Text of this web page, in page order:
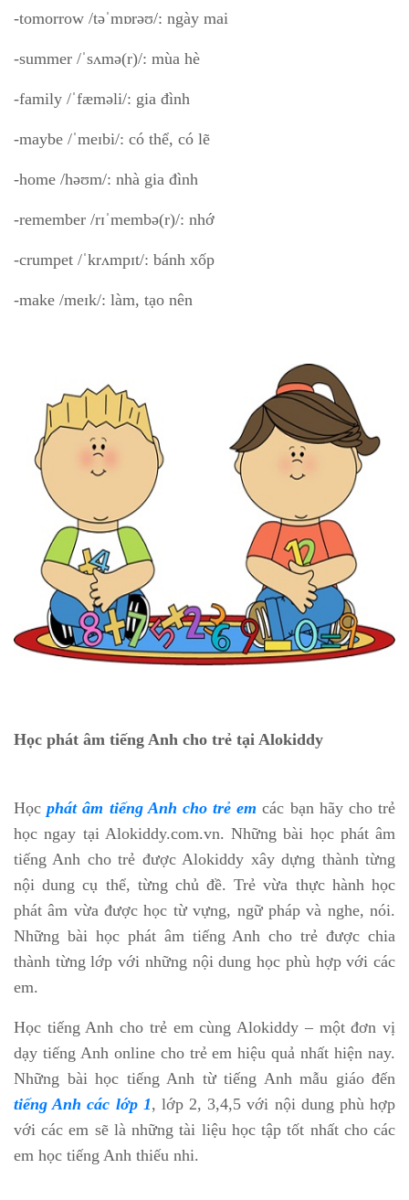
-tomorrow /təˈmɒrəʊ/: ngày mai
-summer /ˈsʌmə(r)/: mùa hè
-family /ˈfæməli/: gia đình
-maybe /ˈmeɪbi/: có thể, có lẽ
-home /həʊm/: nhà gia đình
-remember /rɪˈmembə(r)/: nhớ
-crumpet /ˈkrʌmpɪt/: bánh xốp
-make /meɪk/: làm, tạo nên
Học phát âm tiếng Anh cho trẻ tại Alokiddy
Họcphát âm tiếng Anh cho trẻ em các bạn hãy cho trẻ
học ngay tại Alokiddy.com.vn. Những bài học phát âm
tiếng Anh cho trẻ được Alokiddy xây dựng thành từng
nội dung cụ thể, từng chủ đề. Trẻ vừa thực hành học
phát âm vừa được học từ vựng, ngữ pháp và nghe, nói.
Những bài học phát âm tiếng Anh cho trẻ được chia
thành từng lớp với những nội dung học phù hợp với các
em.
Học tiếng Anh cho trẻ em cùng Alokiddy – một đơn vị
dạy tiếng Anh online cho trẻ em hiệu quả nhất hiện nay.
Những bài học tiếng Anh từ tiếng Anh mẫu giáo đến
tiếng Anh các lớp 1, lớp 2, 3,4,5 với nội dung phù hợp
với các em sẽ là những tài liệu học tập tốt nhất cho các
em học tiếng Anh thiếu nhi.